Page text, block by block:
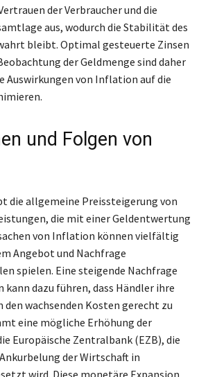
der Verbraucher und die
aus, wodurch die Stabilität des
bleibt. Optimal gesteuerte Zinsen
der Geldmenge sind daher
Auswirkungen von Inflation auf die
und Folgen von
die allgemeine Preissteigerung von
die mit einer Geldentwertung
von Inflation können vielfältig
Angebot und Nachfrage
spielen. Eine steigende Nachfrage
kann dazu führen, dass Händler ihre
den wachsenden Kosten gerecht zu
eine mögliche Erhöhung der
Europäische Zentralbank (EZB), die
der Wirtschaft in
wird. Diese monetäre Expansion